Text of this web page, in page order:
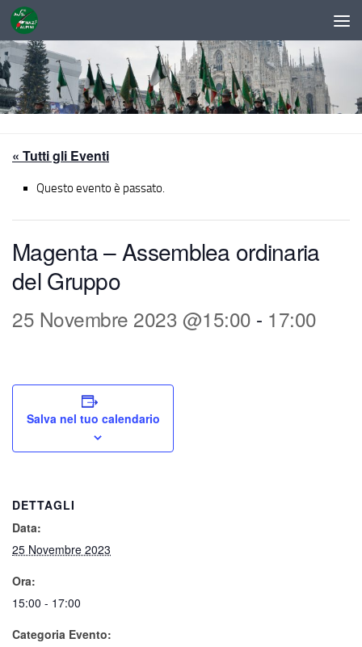
Sotto il contenuto
« Tutti gli Eventi
Questo evento è passato.
Magenta – Assemblea ordinaria
del Gruppo
25 Novembre 2023 @15:00 - 17:00
Salva nel tuo calendario
DETTAGLI
Data:
25 Novembre 2023
Ora:
15:00 - 17:00
Categoria Evento: